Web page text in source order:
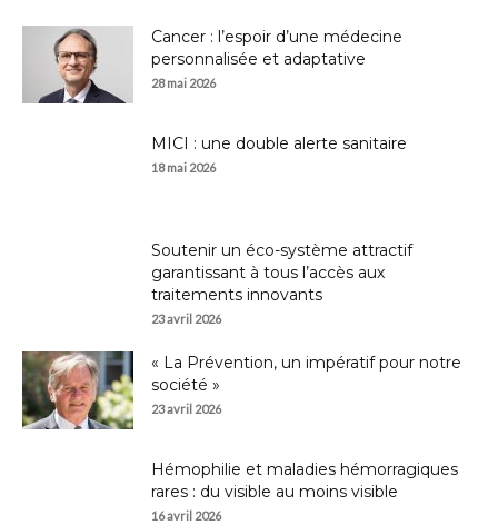
Cancer : l’espoir d’une médecine
personnalisée et adaptative
28 mai 2026
MICI : une double alerte sanitaire
18 mai 2026
Soutenir un éco-système attractif
garantissant à tous l’accès aux
traitements innovants
23 avril 2026
« La Prévention, un impératif pour notre
société »
23 avril 2026
Hémophilie et maladies hémorragiques
rares : du visible au moins visible
16 avril 2026